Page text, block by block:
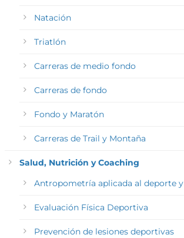
Natación
Triatlón
Carreras de medio fondo
Carreras de fondo
Fondo y Maratón
Carreras de Trail y Montaña
Salud, Nutrición y Coaching
Antropometría aplicada al deporte y
Evaluación Física Deportiva
Prevención de lesiones deportivas